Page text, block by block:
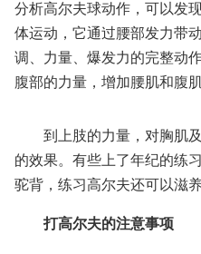
分析高尔夫球动作，可以发
体运动，它通过腰部发力带
调、力量、爆发力的完整动
腹部的力量，增加腰肌和腹
到上肢的力量，对胸肌
的效果。有些上了年纪的练
驼背，练习高尔夫还可以滋
打高尔夫的注意事项